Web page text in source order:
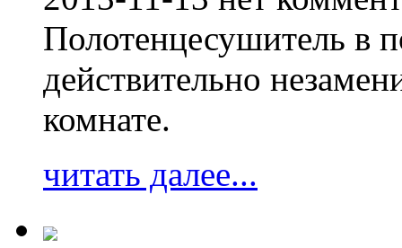
Полотенцесушитель в
действительно
комнате.
читать далее...